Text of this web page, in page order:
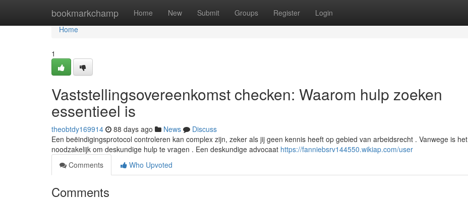
bookmarkchamp Home New Submit Groups Register Login
Home
Home
1
Vaststellingsovereenkomst checken: Waarom hulp zoeken
essentieel is
theobtdy169914 88 days ago News
Discuss
Een beëindigingsprotocol controleren kan complex zijn, zeker als jij geen kennis heeft op gebied van arbeidsrecht . Vanwege is het
noodzakelijk om deskundige hulp te vragen . Een deskundige advocaat https://fanniebsrv144550.wikiap.com/user
Comments
Who Upvoted
Comments